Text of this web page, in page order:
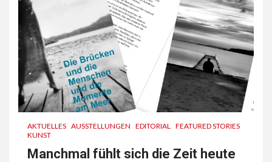
AKTUELLES AUSSTELLUNGEN EDITORIAL FEATURED STORIES
KUNST
Manchmal fühlt sich die Zeit heute